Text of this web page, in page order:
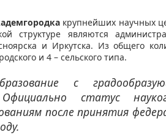
крупнейших научных
структуре являются
и Иркутска. Из общего
и 4 – сельского типа.
с
статус
после принятия